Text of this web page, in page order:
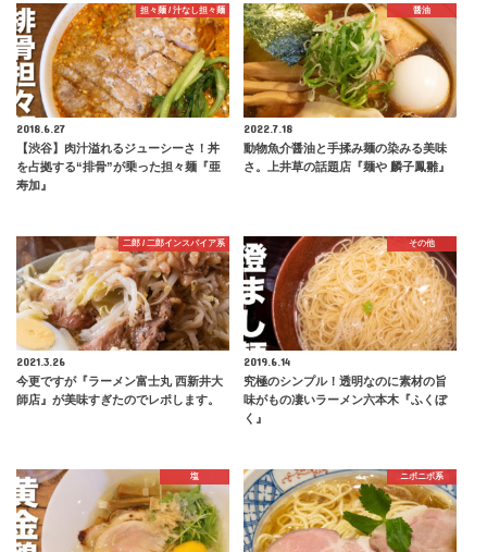
担々麺 / 汁なし担々麺
2018.6.27
【渋谷】肉汁溢れるジューシーさ！丼
を占拠する“排骨”が乗った担々麺『亜
寿加』
醤油
2022.7.18
動物魚介醤油と手揉み麺の染みる美味
さ。上井草の話題店『麺や 麟子鳳雛』
二郎 / 二郎インスパイア系
2021.3.26
今更ですが『ラーメン富士丸 西新井大
師店』が美味すぎたのでレポします。
その他
2019.6.14
究極のシンプル！透明なのに素材の旨
味がもの凄いラーメン六本木『ふくぼ
く』
塩 ニボニボ系